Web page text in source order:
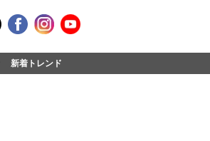
新着トレンド